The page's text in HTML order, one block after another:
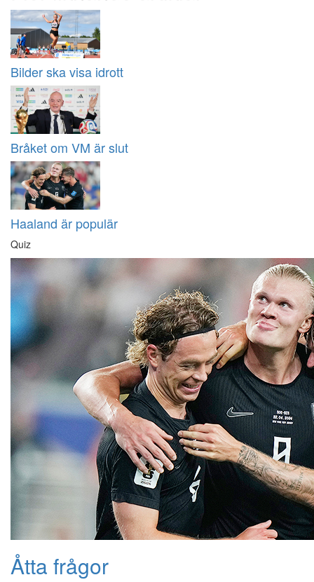
Bilder ska visa idrott
Bråket om VM är slut
Haaland är populär
Quiz
Åtta frågor